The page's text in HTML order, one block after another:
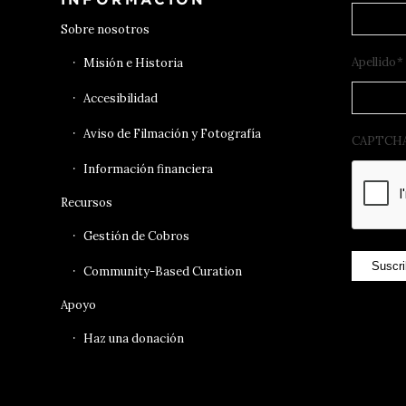
Sobre nosotros
Misión e Historia
Accesibilidad
Aviso de Filmación y Fotografía
Información financiera
Recursos
Gestión de Cobros
Community-Based Curation
Apoyo
Haz una donación
Apellido*